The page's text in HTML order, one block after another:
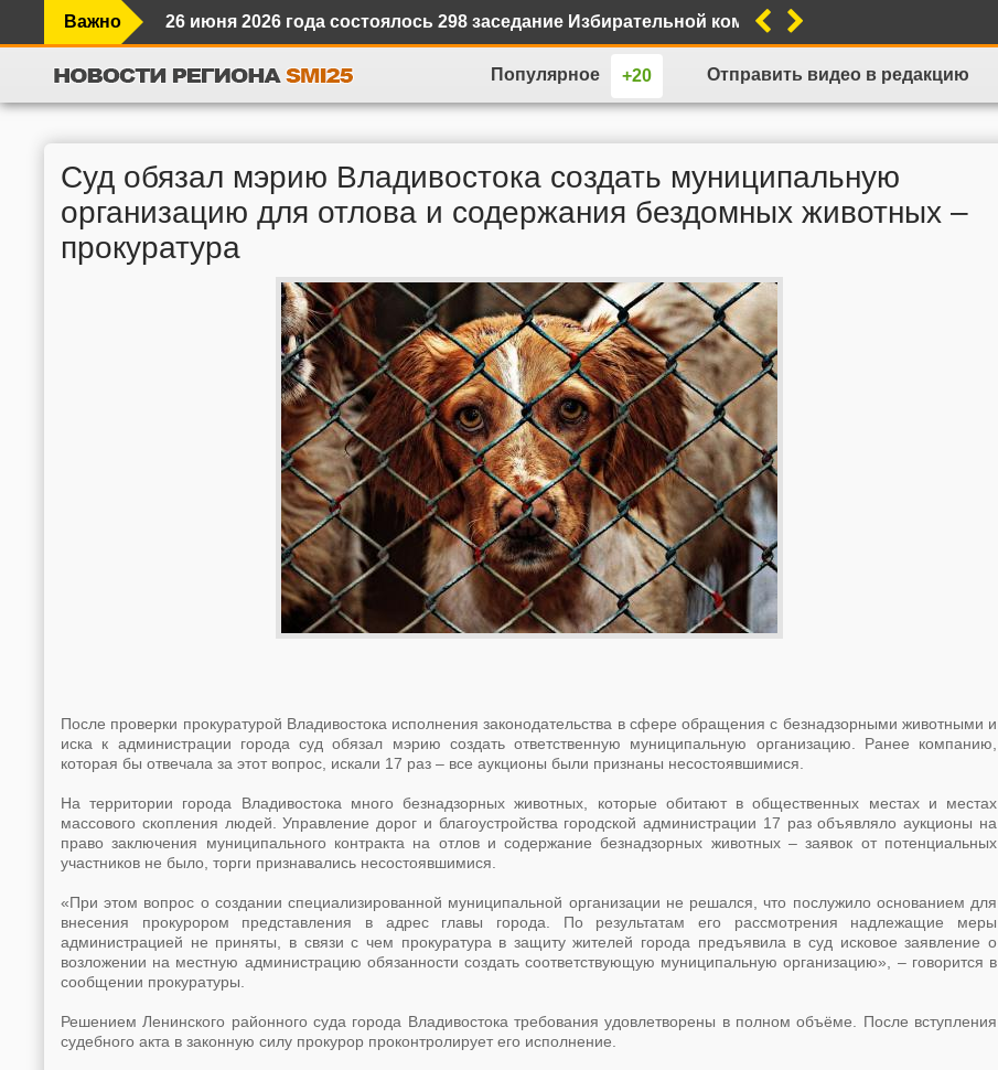
Важно 26 июня 2026 года состоялось 298 заседание Избирательной комиссии Приморского края
Ликвидацию ящура на учениях в Приморье оценили в 200 баллов
Штраф за долги вырос почти вдвое: исполнительский сбор увеличен до 12%
В Приморье 62 млн рублей вложат в овощеводческий комплекс
Популярное Отправить видео в редакцию
Суд обязал мэрию Владивостока создать муниципальную
организацию для отлова и содержания бездомных животных –
прокуратура
После проверки прокуратурой Владивостока исполнения законодательства в сфере обращения с безнадзорными животными и
иска к администрации города суд обязал мэрию создать ответственную муниципальную организацию. Ранее компанию,
которая бы отвечала за этот вопрос, искали 17 раз – все аукционы были признаны несостоявшимися.
На территории города Владивостока много безнадзорных животных, которые обитают в общественных местах и местах
массового скопления людей. Управление дорог и благоустройства городской администрации 17 раз объявляло аукционы на
право заключения муниципального контракта на отлов и содержание безнадзорных животных – заявок от потенциальных
участников не было, торги признавались несостоявшимися.
«При этом вопрос о создании специализированной муниципальной организации не решался, что послужило основанием для
внесения прокурором представления в адрес главы города. По результатам его рассмотрения надлежащие меры
администрацией не приняты, в связи с чем прокуратура в защиту жителей города предъявила в суд исковое заявление о
возложении на местную администрацию обязанности создать соответствующую муниципальную организацию», – говорится в
сообщении прокуратуры.
Решением Ленинского районного суда города Владивостока требования удовлетворены в полном объёме. После вступления
судебного акта в законную силу прокурор проконтролирует его исполнение.